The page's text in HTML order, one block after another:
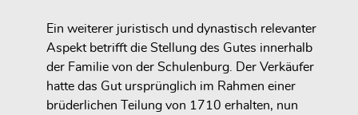
Ein weiterer juristisch und dynastisch relevanter
Aspekt betrifft die Stellung des Gutes innerhalb
der Familie von der Schulenburg. Der Verkäufer
hatte das Gut ursprünglich im Rahmen einer
brüderlichen Teilung von 1710 erhalten, nun